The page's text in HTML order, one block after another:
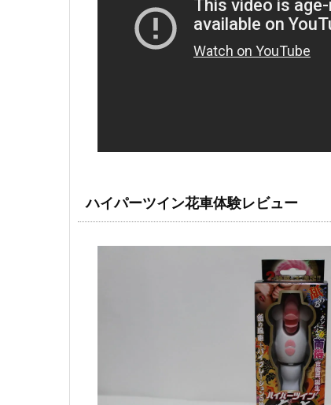
ハイパーツイン花車体験レビュー